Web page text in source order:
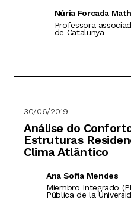
Núria Forcada
Professora
de Catalunya
30/06/2019
Análise do
Estruturas
Clima Atlântico
Ana Sofia Mendes
Miembro Integrado
Pública de la